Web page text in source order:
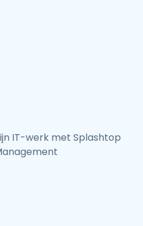
IT-werk met Splashtop